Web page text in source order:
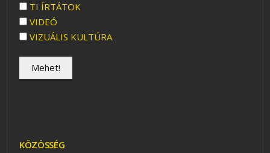
TI ÍRTÁTOK
VIDEÓ
VIZUÁLIS KULTÚRA
KÖZÖSSÉG